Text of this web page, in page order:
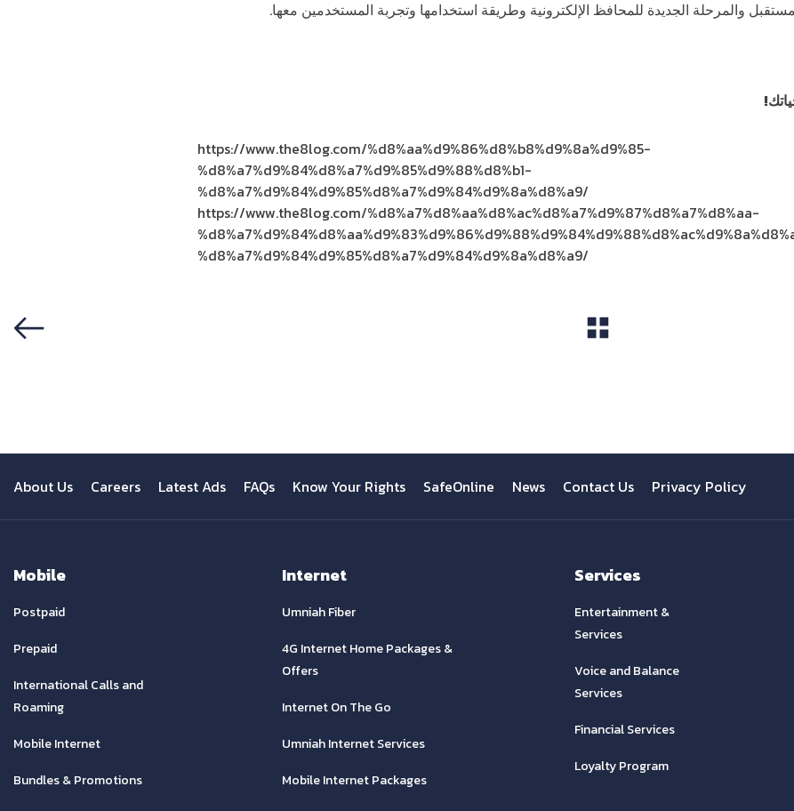
والمرحلة الجديدة للمحافظ الإلكترونية وطريقة استخدامها وتجربة المستخدمين معها.
https://www.the8log.com/%d8%aa%d9%86%d8%b8%d9%8a%d9%85-
%d8%a7%d9%84%d8%a7%d9%85%d9%88%d8%b1-
%d8%a7%d9%84%d9%85%d8%a7%d9%84%d9%8a%d8%a9/
https://www.the8log.com/%d8%a7%d8%aa%d8%ac%d8%a7%d9%87%d8%a7%d8%aa-
%d8%a7%d9%84%d9%85%d8%a7%d9%84%d9%8a%d8%a9/
About Us Careers Latest Ads FAQs Know Your Rights SafeOnline News Contact Us Privacy Policy
Mobile
Postpaid
Prepaid
International Calls and
Roaming
Mobile Internet
Bundles & Promotions
Internet
Umniah Fiber
4G Internet Home Packages &
Offers
Internet On The Go
Umniah Internet Services
Mobile Internet Packages
Services
Entertainment &
Services
Voice and Balance
Services
Financial Services
Loyalty Program